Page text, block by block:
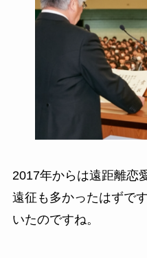
2017年からは遠距離恋
遠征も多かったはずで
いたのですね。